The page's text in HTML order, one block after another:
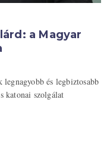
a Magyar
és legbiztosabb
katonai szolgálat